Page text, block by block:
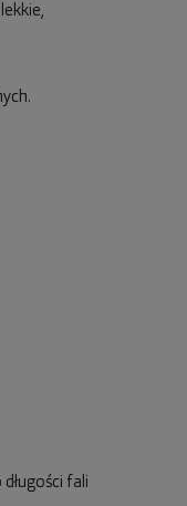
fali